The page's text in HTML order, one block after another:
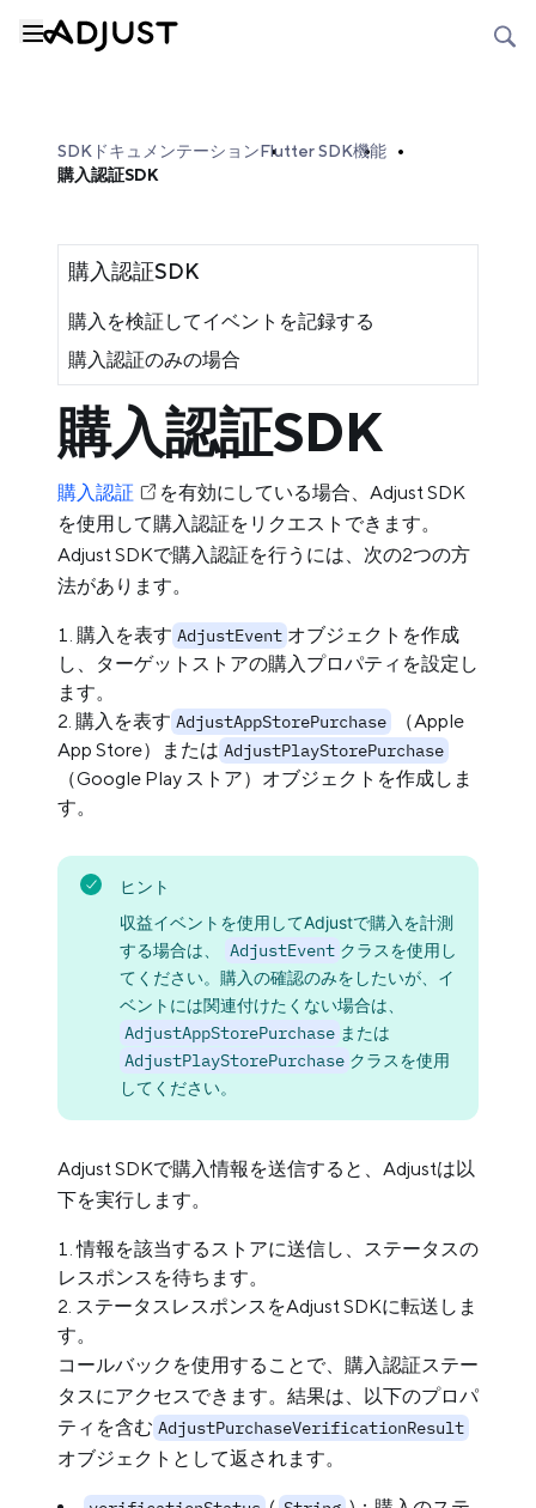
SDKドキュメンテーションFlutter SDK機能
購入認証SDK
購入認証SDK
購入を検証してイベントを記録する
購入認証のみの場合
購入認証SDK
購入認証
を有効にしている場合、Adjust SDK
を使用して購入認証をリクエストできます。
Adjust SDKで購入認証を行うには、次の2つの方
法があります。
購入を表す AdjustEvent オブジェクトを作成
し、ターゲットストアの購入プロパティを設定し
ます。
購入を表す AdjustAppStorePurchase
（Apple
App Store）または AdjustPlayStorePurchase
（Google Play ストア）オブジェクトを作成しま
す。
ヒント
収益イベントを使用してAdjustで購入を計測
する場合は、
AdjustEvent クラスを使用し
てください。購入の確認のみをしたいが、イ
ベントには関連付けたくない場合は、
AdjustAppStorePurchase または
AdjustPlayStorePurchase クラスを使用
してください。
Adjust SDKで購入情報を送信すると、Adjustは以
下を実行します。
情報を該当するストアに送信し、ステータスの
レスポンスを待ちます。
ステータスレスポンスをAdjust SDKに転送しま
す。
コールバックを使用することで、購入認証ステー
タスにアクセスできます。結果は、以下のプロパ
ティを含む AdjustPurchaseVerificationResult
オブジェクトとして返されます。